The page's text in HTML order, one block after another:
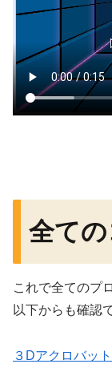
全て
これで全てのプ
以下からも確認
３Dアクロバッ